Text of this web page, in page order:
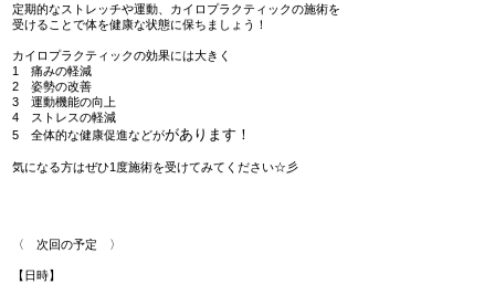
定期的なストレッチや運動、カイロプラクティックの施術を
受けることで体を健康な状態に保ちましょう！
カイロプラクティックの効果には大きく
1 痛みの軽減
2 姿勢の改善
3 運動機能の向上
4 ストレスの軽減
5 全体的な健康促進などががあります！
気になる方はぜひ1度施術を受けてみてください☆彡
〈 次回の予定 〉
【日時】